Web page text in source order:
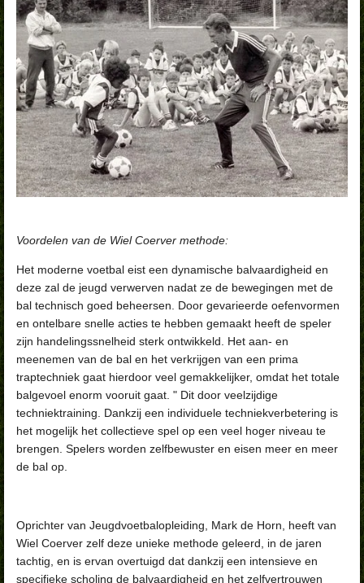
Voordelen van de Wiel Coerver methode:
Het moderne voetbal eist een dynamische balvaardigheid en
deze zal de jeugd verwerven nadat ze de bewegingen met de
bal technisch goed beheersen. Door gevarieerde oefenvormen
en ontelbare snelle acties te hebben gemaakt heeft de speler
zijn handelingssnelheid sterk ontwikkeld. Het aan- en
meenemen van de bal en het verkrijgen van een prima
traptechniek gaat hierdoor veel gemakkelijker, omdat het totale
balgevoel enorm vooruit gaat. " Dit door veelzijdige
techniektraining. Dankzij een individuele techniekverbetering is
het mogelijk het collectieve spel op een veel hoger niveau te
brengen. Spelers worden zelfbewuster en eisen meer en meer
de bal op.
Oprichter van Jeugdvoetbalopleiding, Mark de Horn, heeft van
Wiel Coerver zelf deze unieke methode geleerd, in de jaren
tachtig, en is ervan overtuigd dat dankzij een intensieve en
specifieke scholing de balvaardigheid en het zelfvertrouwen